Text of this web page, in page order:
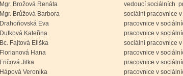
Mgr. Brožová Renáta
vedoucí sociálních
Mgr. Brůžová Barbora
sociální pracovnice v
Drahoňovská Eva
pracovnice v
Dufková Kateřina
pracovnice v
Bc. Fajtová Eliška
sociální pracovnice v
Florianová Hana
pracovnice v
Fričová Jitka
pracovnice v
Hápová Veronika
pracovnice v